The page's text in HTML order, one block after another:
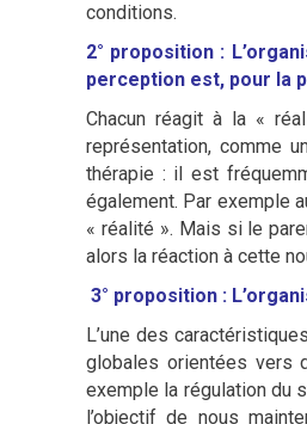
conditions.
2° proposition :
perception est, pour la
Chacun réagit à la «
représentation, comme
thérapie : il est
également. Par exemple
« réalité ». Mais si le
alors la réaction à cette
3° proposition :
L’une des
globales orientées vers
exemple la régulation du
l’objectif de nous